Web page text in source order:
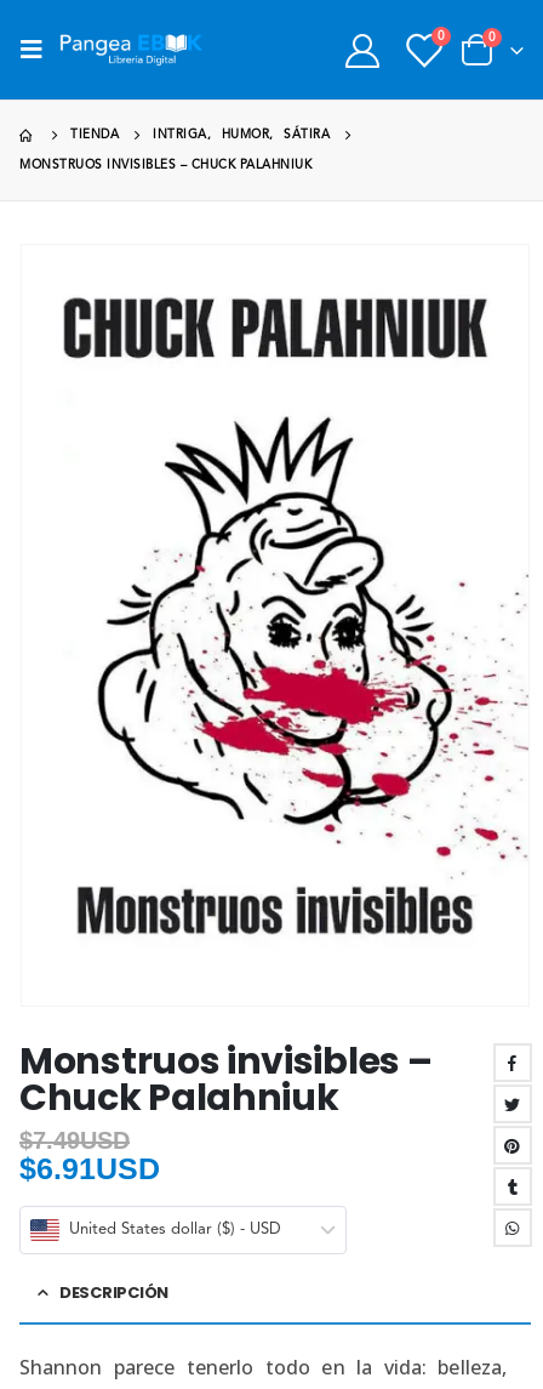
0 0
TIENDA INTRIGA, HUMOR, SÁTIRA
MONSTRUOS INVISIBLES – CHUCK PALAHNIUK
Monstruos invisibles –
Chuck Palahniuk
$7.49USD
$6.91USD
United States dollar ($) - USD
DESCRIPCIÓN
Shannon parece tenerlo todo en la vida: belleza,